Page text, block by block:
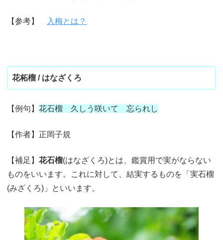
【参考】 入梅とは？
花柘榴 / はなざくろ
【例句】花石榴 久しう咲いて 忘られし
【作者】正岡子規
【補足】花石榴(はなざくろ)とは、鑑賞用で実がならない
ものをいいます。これに対して、結実するものを「実石榴
(みざくろ)」といいます。